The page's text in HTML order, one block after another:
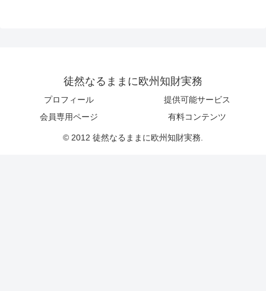
徒然なるままに欧州知財実務
プロフィール
提供可能サービス
会員専用ページ
有料コンテンツ
© 2012 徒然なるままに欧州知財実務.